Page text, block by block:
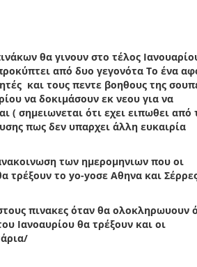
θα γινουν στο τέλος
από δυο γεγονότα Το ένα
και τους πεντε βοηθους της
να δοκιμάσουν εκ νεου για να
( σημειωνεται ότι εχει ειπωθει από
πως δεν υπαρχει άλλη ευκαιρία
των ημερομηνιων που οι
τρέξουν το yo-yoσε Αθηνα και
πινακες όταν θα ολοκληρωυουν
Ιανοαυρίου θα τρέξουν και οι